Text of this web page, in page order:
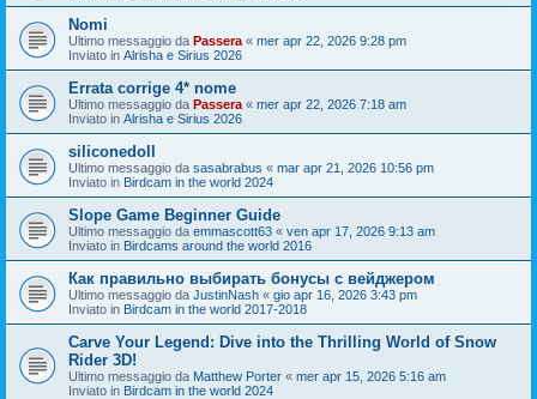
Nomi
Ultimo messaggio da Passera « mer apr 22, 2026 9:28 pm
Inviato in Alrisha e Sirius 2026
Errata corrige 4* nome
Ultimo messaggio da Passera « mer apr 22, 2026 7:18 am
Inviato in Alrisha e Sirius 2026
siliconedoll
Ultimo messaggio da sasabrabus « mar apr 21, 2026 10:56 pm
Inviato in Birdcam in the world 2024
Slope Game Beginner Guide
Ultimo messaggio da emmascott63 « ven apr 17, 2026 9:13 am
Inviato in Birdcams around the world 2016
Как правильно выбирать бонусы с вейджером
Ultimo messaggio da JustinNash « gio apr 16, 2026 3:43 pm
Inviato in Birdcam in the world 2017-2018
Carve Your Legend: Dive into the Thrilling World of Snow
Rider 3D!
Ultimo messaggio da Matthew Porter « mer apr 15, 2026 5:16 am
Inviato in Birdcam in the world 2024